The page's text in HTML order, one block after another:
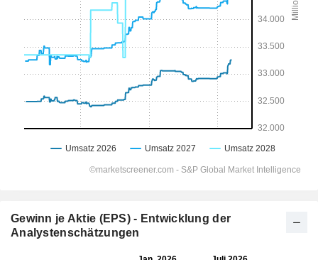
Gewinn je Aktie (EPS) - Entwicklung der
Analystenschätzungen